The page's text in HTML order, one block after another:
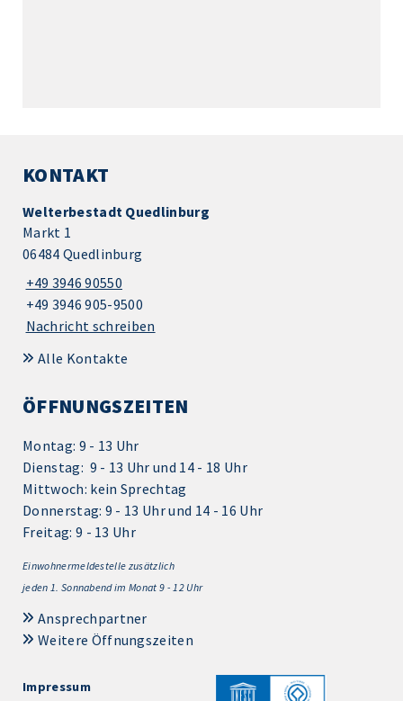
KONTAKT
Welterbestadt Quedlinburg
Markt 1
06484 Quedlinburg
+49 3946 90550
+49 3946 905-9500
Nachricht schreiben
Alle Kontakte
ÖFFNUNGSZEITEN
Montag: 9 - 13 Uhr
Dienstag: 9 - 13 Uhr und 14 - 18 Uhr
Mittwoch: kein Sprechtag
Donnerstag: 9 - 13 Uhr und 14 - 16 Uhr
Freitag: 9 - 13 Uhr
Einwohnermeldestelle zusätzlich
jeden 1. Sonnabend im Monat 9 - 12 Uhr
Ansprechpartner
Weitere Öffnungszeiten
Impressum